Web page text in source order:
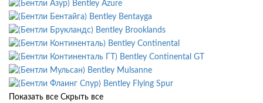
Bentley Azure
Bentley Bentayga
Bentley Brooklands
Bentley Continental
Bentley Continental GT
Bentley Mulsanne
Bentley Flying Spur
Показать все Скрыть все